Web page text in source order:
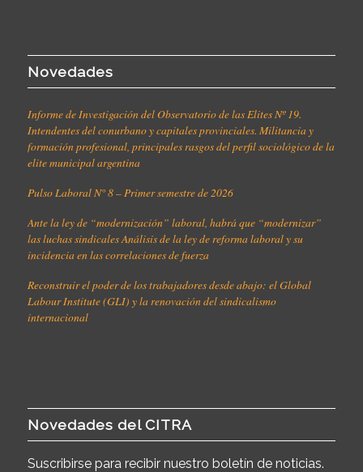
Novedades
Informe de Investigación del Observatorio de las Elites Nº 19.
Intendentes del conurbano y capitales provinciales. Militancia y
formación profesional, principales rasgos del perfil sociológico de la
elite municipal argentina
Pulso Laboral N° 8 – Primer semestre de 2026
Ante la ley de “modernización” laboral, habrá que “modernizar”
las luchas sindicales Análisis de la ley de reforma laboral y su
incidencia en las correlaciones de fuerza
Reconstruir el poder de los trabajadores desde abajo: el Global
Labour Institute (GLI) y la renovación del sindicalismo
internacional
Novedades del CITRA
Suscribirse para recibir nuestro boletín de noticias.